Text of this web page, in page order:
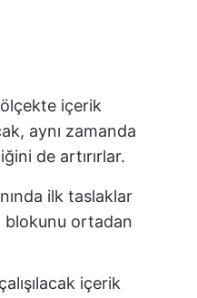
içerik
aynı zamanda
de artırırlar.
ilk taslaklar
blokunu ortadan
içerik